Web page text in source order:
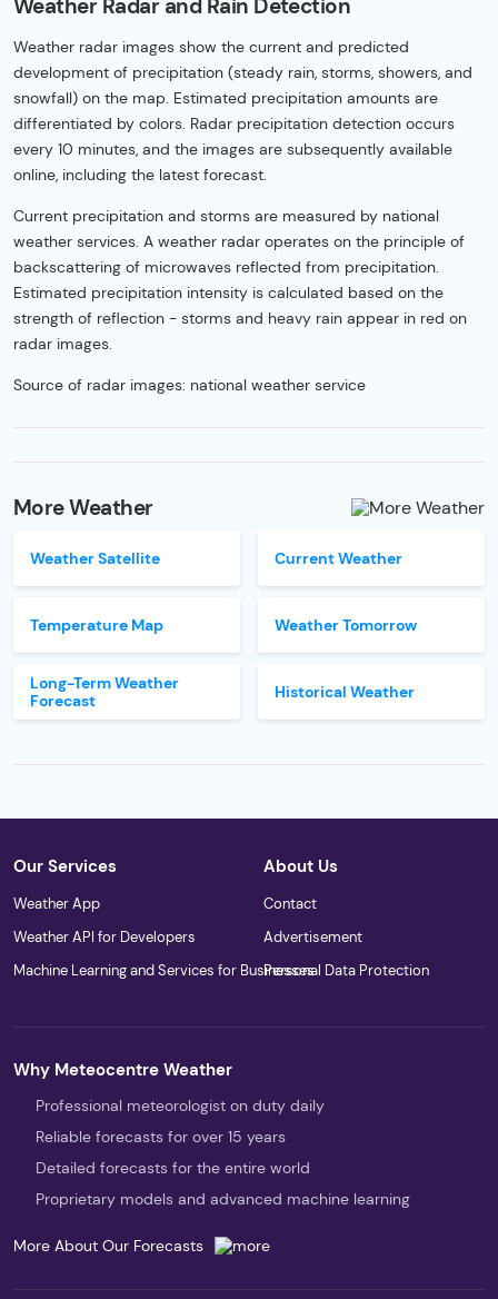
Weather Radar and Rain Detection
Weather radar images show the current and predicted
development of precipitation (steady rain, storms, showers, and
snowfall) on the map. Estimated precipitation amounts are
differentiated by colors. Radar precipitation detection occurs
every 10 minutes, and the images are subsequently available
online, including the latest forecast.
Current precipitation and storms are measured by national
weather services. A weather radar operates on the principle of
backscattering of microwaves reflected from precipitation.
Estimated precipitation intensity is calculated based on the
strength of reflection - storms and heavy rain appear in red on
radar images.
Source of radar images: national weather service
More Weather
Weather Satellite
Temperature Map
Long-Term Weather
Forecast
Current Weather
Weather Tomorrow
Historical Weather
Our Services
Weather App
Weather API for Developers
Machine Learning and Services for Businesses
About Us
Contact
Advertisement
Personal Data Protection
Why Meteocentre Weather
Professional meteorologist on duty daily
Reliable forecasts for over 15 years
Detailed forecasts for the entire world
Proprietary models and advanced machine learning
More About Our Forecasts